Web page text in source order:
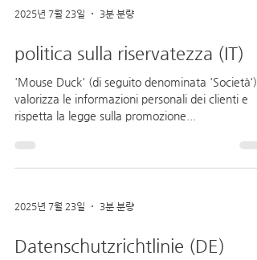
2025년 7월 23일 3분 분량
politica sulla riservatezza (IT)
'Mouse Duck' (di seguito denominata 'Società')
valorizza le informazioni personali dei clienti e
rispetta la legge sulla promozione...
2025년 7월 23일 3분 분량
Datenschutzrichtlinie (DE)